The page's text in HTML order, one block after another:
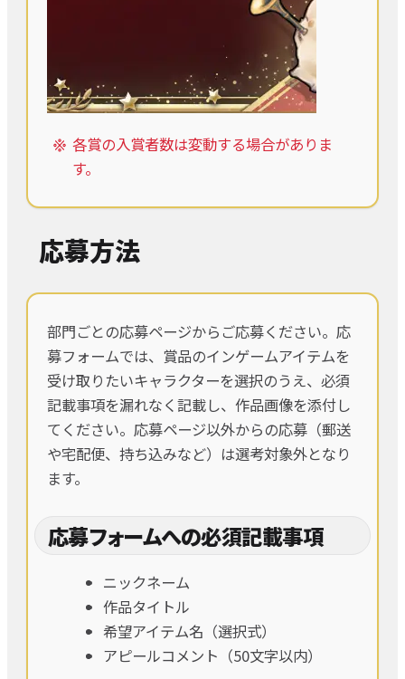
各賞の入賞者数は変動する場合がありま
す。
応募方法
部門ごとの応募ページからご応募ください。応
募フォームでは、賞品のインゲームアイテムを
受け取りたいキャラクターを選択のうえ、必須
記載事項を漏れなく記載し、作品画像を添付し
てください。応募ページ以外からの応募（郵送
や宅配便、持ち込みなど）は選考対象外となり
ます。
応募フォームへの必須記載事項
ニックネーム
作品タイトル
希望アイテム名（選択式）
アピールコメント（50文字以内）